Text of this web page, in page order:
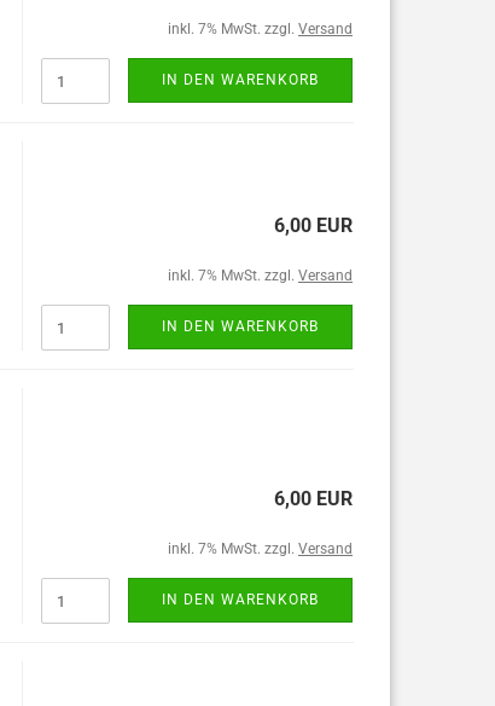
inkl. 7% MwSt. zzgl. Versand
IN DEN WARENKORB
6,00 EUR
inkl. 7% MwSt. zzgl. Versand
IN DEN WARENKORB
6,00 EUR
inkl. 7% MwSt. zzgl. Versand
IN DEN WARENKORB